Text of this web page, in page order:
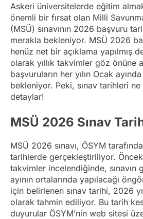
Askeri üniversitelerde eğitim
önemli bir fırsat olan Milli
(MSÜ) sınavının 2026 başvuru
merakla bekleniyor. MSÜ 2026
henüz net bir açıklama yapılmış
olarak yıllık takvimler göz önüne
başvuruların her yılın Ocak ayında
bekleniyor. Peki, sınav tarihleri ne
detaylar!
MSÜ 2026 Sınav
MSÜ 2026 sınavı, ÖSYM
tarihlerde gerçekleştiriliyor.
takvimler incelendiğinde, sınavın
ayının ortalarında yapılacağı
için belirlenen sınav tarihi, 2026
olarak tahmin ediliyor. Bu tarih
duyurular ÖSYM’nin web sitesi